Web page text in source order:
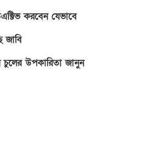
করবেন যেভাবে
জাবি
চুলের উপকারিতা জানুন